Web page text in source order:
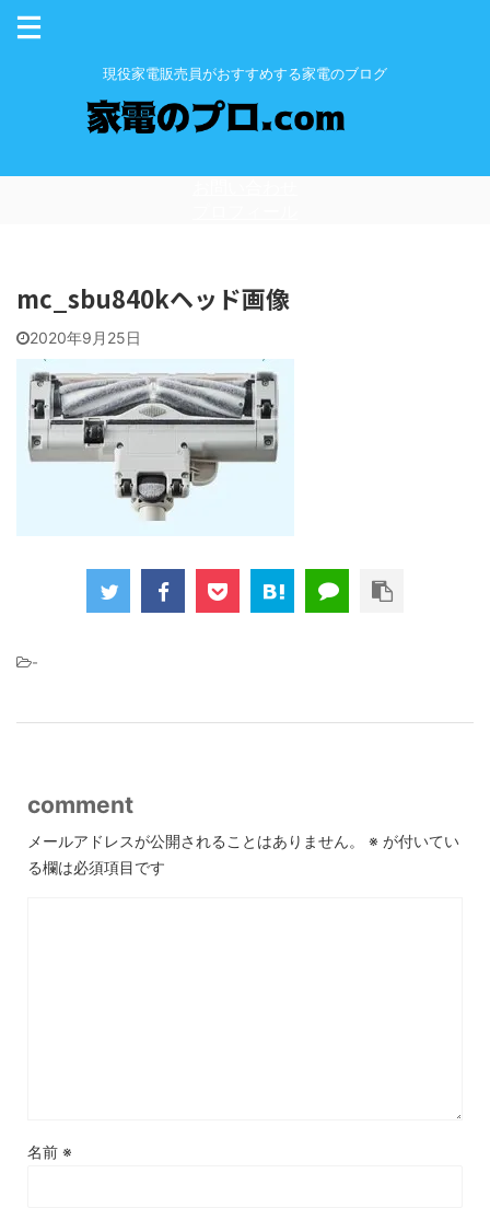
現役家電販売員がおすすめする家電のブログ
mc_sbu840kヘッド画像
2020年9月25日
-
comment
メールアドレスが公開されることはありません。 ※ が付いてい
る欄は必須項目です
名前 ※